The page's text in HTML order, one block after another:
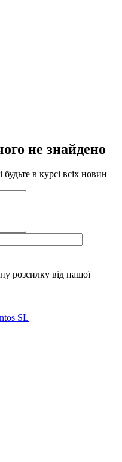
не знайдено
в курсі всіх новин
розсилку від нашої